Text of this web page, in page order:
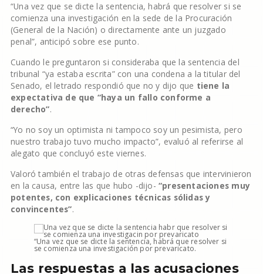
“Una vez que se dicte la sentencia, habrá que resolver si se
comienza una investigación en la sede de la Procuración
(General de la Nación) o directamente ante un juzgado
penal”, anticipó sobre ese punto.
Cuando le preguntaron si consideraba que la sentencia del
tribunal “ya estaba escrita” con una condena a la titular del
Senado, el letrado respondió que no y dijo que tiene la
expectativa de que “haya un fallo conforme a
derecho”.
“Yo no soy un optimista ni tampoco soy un pesimista, pero
nuestro trabajo tuvo mucho impacto”, evaluó al referirse al
alegato que concluyó este viernes.
Valoró también el trabajo de otras defensas que intervinieron
en la causa, entre las que hubo -dijo- “presentaciones muy
potentes, con explicaciones técnicas sólidas y
convincentes”.
“Una vez que se dicte la sentencia, habrá que resolver si
se comienza una investigación por prevaricato.
Las respuestas a las acusaciones